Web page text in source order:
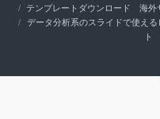
テンプレートダウンロード 海外
データ分析系のスライドで使え
ト